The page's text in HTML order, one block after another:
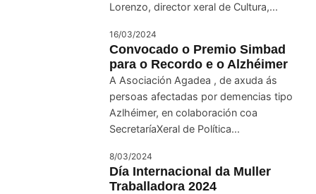
Lorenzo, director xeral de Cultura,...
16/03/2024
Convocado o Premio Simbad
para o Recordo e o Alzhéimer
A Asociación Agadea , de axuda ás
persoas afectadas por demencias tipo
Azlhéimer, en colaboración coa
SecretaríaXeral de Política...
8/03/2024
Día Internacional da Muller
Traballadora 2024